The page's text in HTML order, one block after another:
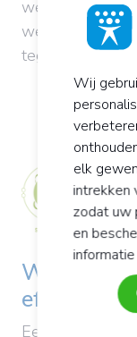
wezens een
werking van
tegengegaan
Wat houdt
effect in?
Een antioxidant
Wij
elk
intrekken
zodat uw
en